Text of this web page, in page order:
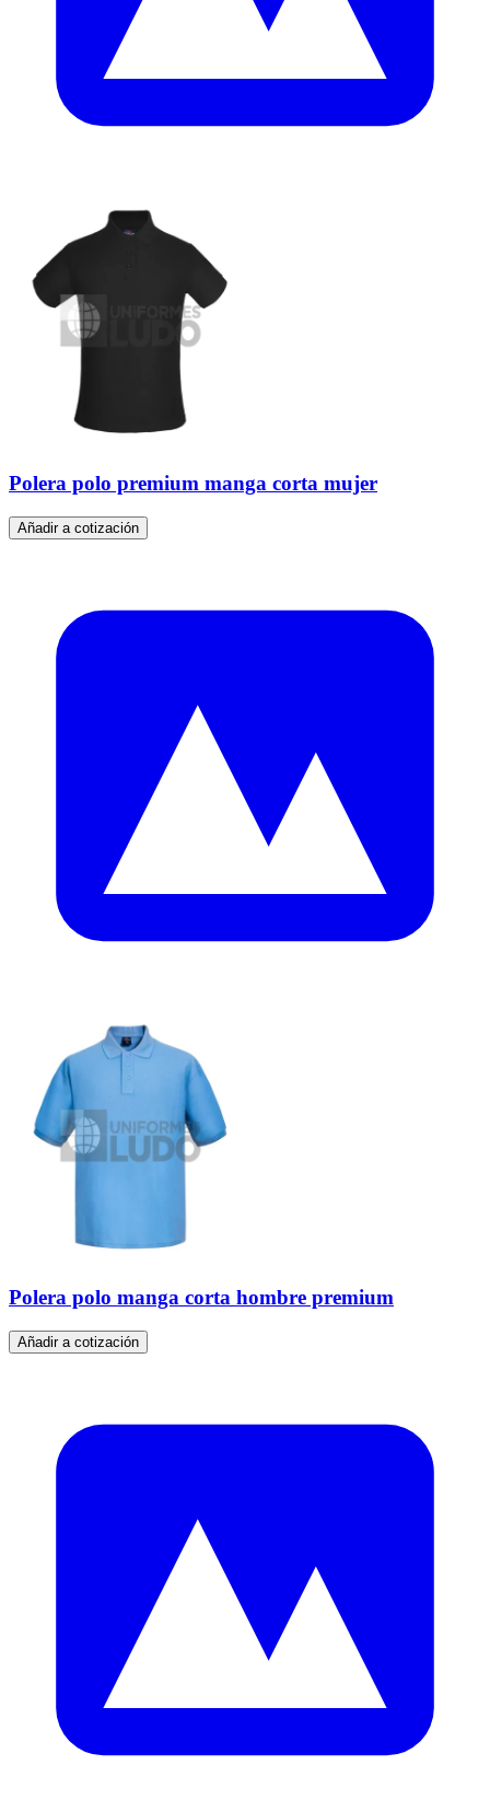
Polera polo premium manga corta mujer
Añadir a cotización
Polera polo manga corta hombre premium
Añadir a cotización